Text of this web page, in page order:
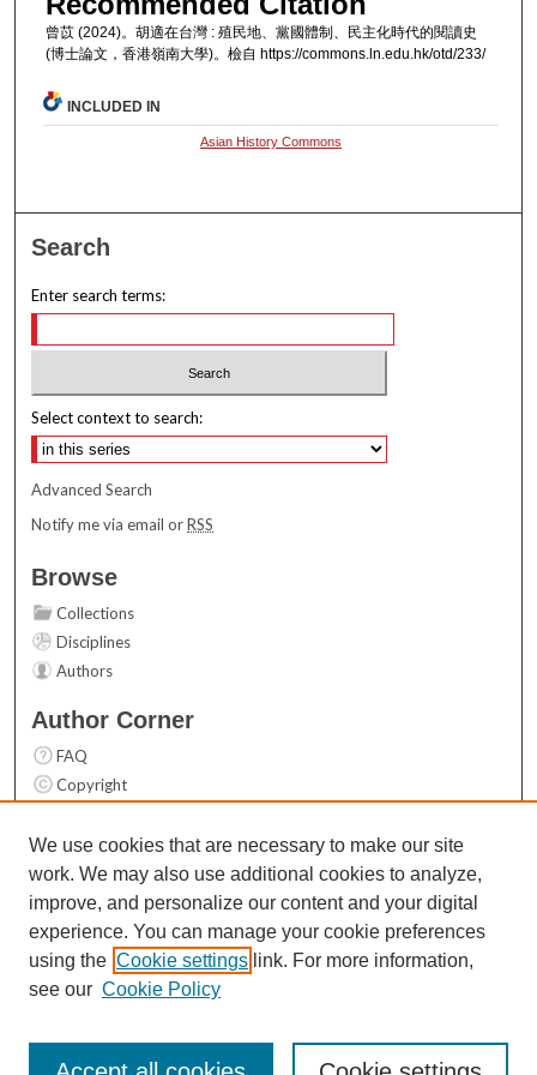
曾苡 (2024)。胡適在台灣 : 殖民地、黨國體制、民主化時代的閱讀史
(博士論文，香港嶺南大學)。檢自 https://commons.ln.edu.hk/otd/233/
INCLUDED IN
Asian History Commons
Search
Enter search terms:
Select context to search:
Advanced Search
Notify me via email orRSS
Browse
Collections
Disciplines
Authors
Author Corner
FAQ
Copyright
Contact Us
Links
Top 10 Downloads (All time)
Activity by year
We use cookies that are necessary to make our site
work. We may also use additional cookies to analyze,
improve, and personalize our content and your digital
experience. You can manage your cookie preferences
using the Cookie settings link. For more information,
see our Cookie Policy